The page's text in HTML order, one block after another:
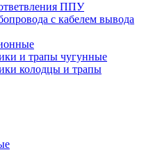
ППУ
с кабелем вывода
и трапы чугунные
колодцы и трапы